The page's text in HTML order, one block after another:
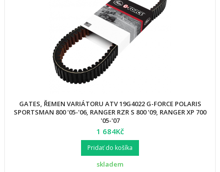
GATES, ŘEMEN VARIÁTORU ATV 19G4022 G-FORCE POLARIS
SPORTSMAN 800 '05-'06, RANGER RZR S 800 '09, RANGER XP 700
'05-'07
1 684Kč
Pridať do košíka
skladem